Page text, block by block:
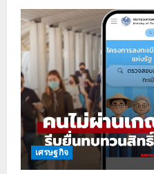
เศรษฐกิจ